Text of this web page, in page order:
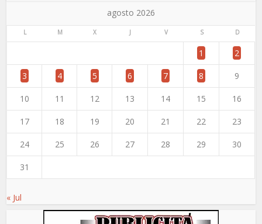
agosto 2026
L M X J V S D
1 2
3 4 5 6 7 8 9
10 11 12 13 14 15 16
17 18 19 20 21 22 23
24 25 26 27 28 29 30
31
« Jul